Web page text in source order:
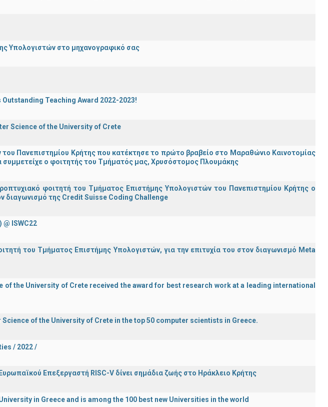
Υπολογιστών στο μηχανογραφικό σας
Teaching Award 2022-2023!
Science of the University of Crete
Πανεπιστημίου Κρήτης που κατέκτησε το πρώτο βραβείο στο Μαραθώνιο Καινοτομίας
συμμετείχε ο φοιτητής του Τμήματός μας, Χρυσόστομος Πλουμάκης
φοιτητή του Τμήματος Επιστήμης Υπολογιστών του Πανεπιστημίου Κρήτης ο
διαγωνισμό της Credit Suisse Coding Challenge
ISWC22
του Τμήματος Επιστήμης Υπολογιστών, για την επιτυχία του στον διαγωνισμό Meta
of the University of Crete received the award for best research work at a leading international
of the University of Crete in the top 50 computer scientists in Greece.
/ 2022 /
Επεξεργαστή RISC-V δίνει σημάδια ζωής στο Ηράκλειο Κρήτης
in Greece and is among the 100 best new Universities in the world